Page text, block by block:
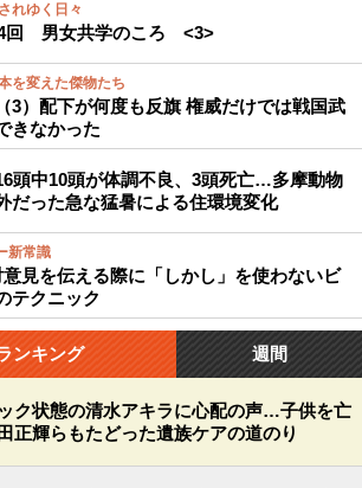
れゆく日々
回 男女共学のころ <3>
を変えた傑物たち
3）配下が何度も反旗 権威だけでは戦国武
きなかった
頭中10頭が体調不良、3頭死亡…多摩動物
だった急な猛暑による住環境変化
新常識
意見を伝える際に「しかし」を使わないビ
テクニック
ンキング 週間
ク状態の清水アキラに心配の声…子供を亡
正輝らもたどった遺族ケアの道のり